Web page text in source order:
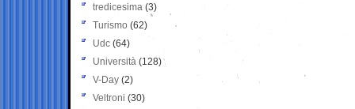
tredicesima (3)
Turismo (62)
Udc (64)
Università (128)
V-Day (2)
Veltroni (30)